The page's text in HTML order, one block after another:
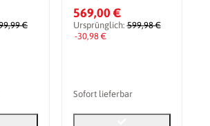
€
569,00 €
Ursprünglich:599,98 €
-30,98 €
Sofort lieferbar